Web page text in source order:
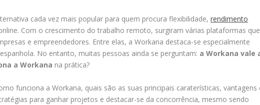
cada vez mais popular para quem procura flexibilidade,rendimento
Com o crescimento do trabalho remoto, surgiram várias plataformas que
e empreendedores. Entre elas, a Workana destaca-se especialmente
No entanto, muitas pessoas ainda se perguntam: a Workana vale
a Workana na prática?
funciona a Workana, quais são as suas principais caraterísticas, vantagens
para ganhar projetos e destacar-se da concorrência, mesmo sendo